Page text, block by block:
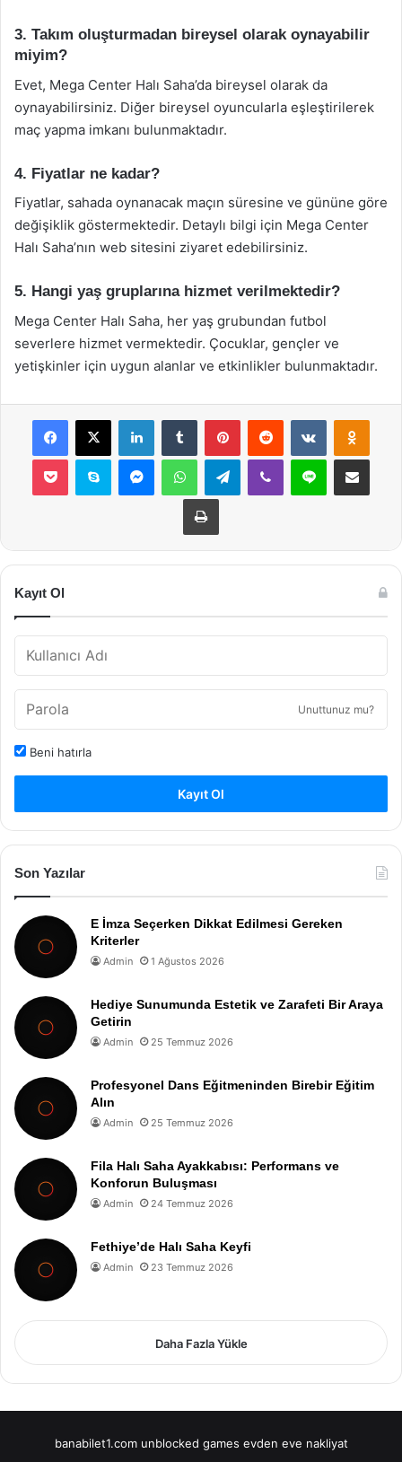
3. Takım oluşturmadan bireysel olarak oynayabilir
miyim?
Evet, Mega Center Halı Saha’da bireysel olarak da
oynayabilirsiniz. Diğer bireysel oyuncularla eşleştirilerek
maç yapma imkanı bulunmaktadır.
4. Fiyatlar ne kadar?
Fiyatlar, sahada oynanacak maçın süresine ve gününe göre
değişiklik göstermektedir. Detaylı bilgi için Mega Center
Halı Saha’nın web sitesini ziyaret edebilirsiniz.
5. Hangi yaş gruplarına hizmet verilmektedir?
Mega Center Halı Saha, her yaş grubundan futbol
severlere hizmet vermektedir. Çocuklar, gençler ve
yetişkinler için uygun alanlar ve etkinlikler bulunmaktadır.
Facebook
X LinkedInTumblr PinterestReddit VKontakte
Pocket Skype MessengerWhatsAppTelegramViber Line E-Posta ile
Yazdır
Kayıt Ol
Unuttunuz mu?
Beni hatırla
Kayıt Ol
Son Yazılar
E İmza Seçerken Dikkat Edilmesi Gereken
Kriterler
Admin 1 Ağustos 2026
Hediye Sunumunda Estetik ve Zarafeti Bir Araya
Getirin
Admin 25 Temmuz 2026
Profesyonel Dans Eğitmeninden Birebir Eğitim
Alın
Admin 25 Temmuz 2026
Fila Halı Saha Ayakkabısı: Performans ve
Konforun Buluşması
Admin 24 Temmuz 2026
Fethiye’de Halı Saha Keyfi
Admin 23 Temmuz 2026
Daha Fazla Yükle
banabilet1.com unblocked games evden eve nakliyat